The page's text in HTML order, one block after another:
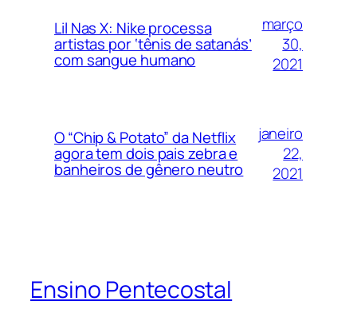
Lil Nas X: Nike processa
artistas por ‘tênis de satanás’
com sangue humano
março
30,
2021
O “Chip & Potato” da Netflix
agora tem dois pais zebra e
banheiros de gênero neutro
janeiro
22,
2021
Ensino Pentecostal